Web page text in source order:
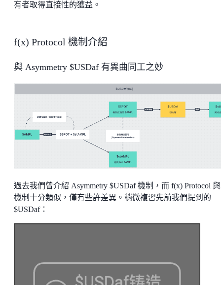
有者取得直接性的獲益。
f(x) Protocol 機制介紹
與 Asymmetry $USDaf 有異曲同工之妙
過去我們曾介紹 Asymmetry $USDaf 機制，而 f(x) Protocol
機制十分類似，僅有些許差異。稍微複習先前我們提到的
$USDaf：